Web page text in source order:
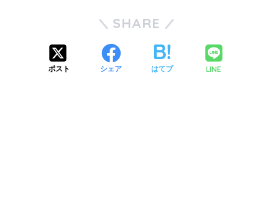
SHARE
ポスト シェア はてブ LINE